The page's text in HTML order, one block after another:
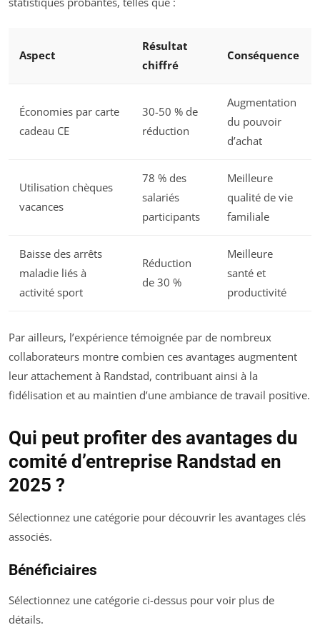
Aspect
Résultat
chiffré
Conséquence
Économies par carte
cadeau CE
30-50 % de
réduction
Augmentation
du pouvoir
d’achat
Utilisation chèques
vacances
78 % des
salariés
participants
Meilleure
qualité de vie
familiale
Baisse des arrêts
maladie liés à
activité sport
Réduction
de 30 %
Meilleure
santé et
productivité
Par ailleurs, l’expérience témoignée par de nombreux
collaborateurs montre combien ces avantages augmentent
leur attachement à Randstad, contribuant ainsi à la
fidélisation et au maintien d’une ambiance de travail positive.
Qui peut profiter des avantages du
comité d’entreprise Randstad en
2025 ?
Sélectionnez une catégorie pour découvrir les avantages clés
associés.
Bénéficiaires
Sélectionnez une catégorie ci-dessus pour voir plus de
détails.